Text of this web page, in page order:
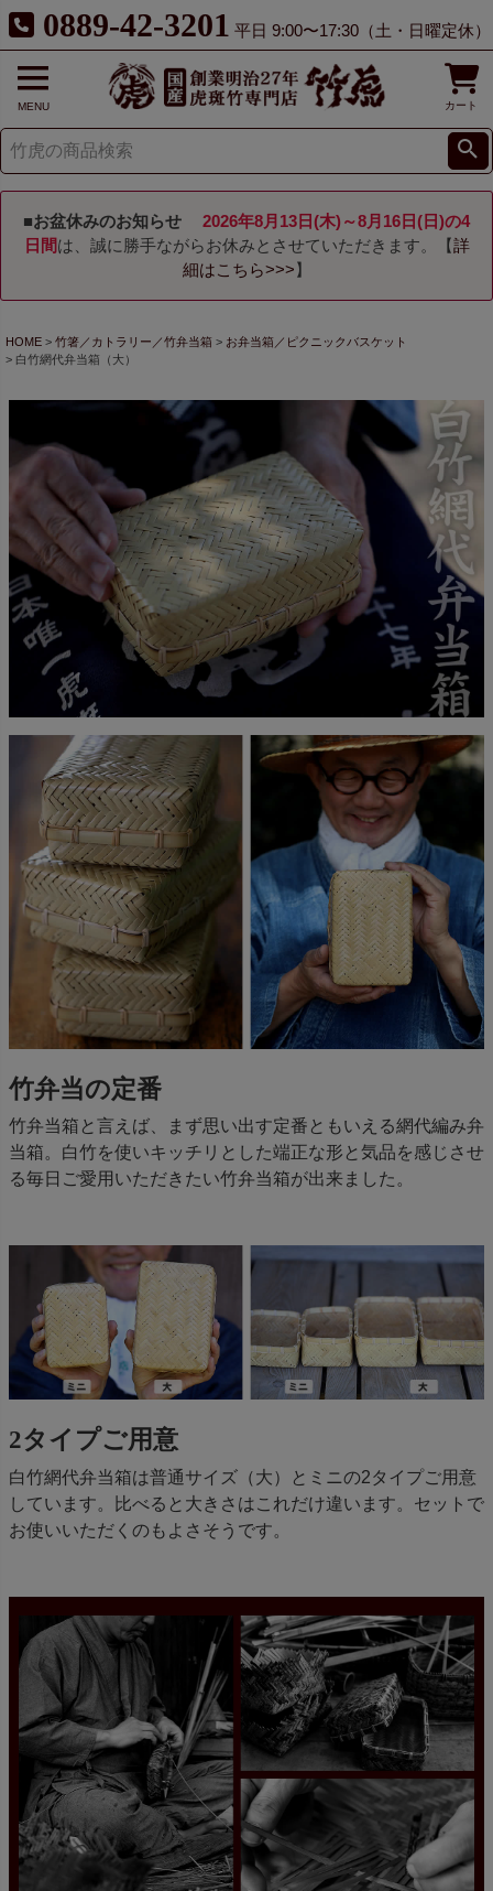
0889-42-3201 平日 9:00〜17:30（土・日曜定休）
MENU カート
■お盆休みのお知らせ
2026年8月13日(木)～8月16日(日)の4
日間は、誠に勝手ながらお休みとさせていただきます。【詳
細はこちら>>> 】
HOME 竹箸／カトラリー／竹弁当箱
お弁当箱／ピクニックバスケット
白竹網代弁当箱（大）
竹弁当の定番
竹弁当箱と言えば、まず思い出す定番ともいえる網代編み弁
当箱。白竹を使いキッチリとした端正な形と気品を感じさせ
る毎日ご愛用いただきたい竹弁当箱が出来ました。
2タイプご用意
白竹網代弁当箱は普通サイズ（大）とミニの2タイプご用意
しています。比べると大きさはこれだけ違います。セットで
お使いいただくのもよさそうです。